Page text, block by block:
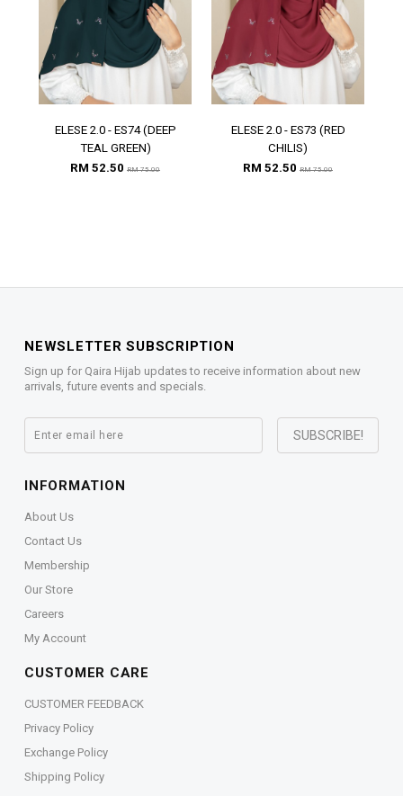
ELESE 2.0 - ES74 (DEEP
TEAL GREEN)
RM 52.50 RM 75.00
ELESE 2.0 - ES73 (RED
CHILIS)
RM 52.50 RM 75.00
NEWSLETTER SUBSCRIPTION
Sign up for Qaira Hijab updates to receive information about new
arrivals, future events and specials.
INFORMATION
About Us
Contact Us
Membership
Our Store
Careers
My Account
CUSTOMER CARE
CUSTOMER FEEDBACK
Privacy Policy
Exchange Policy
Shipping Policy